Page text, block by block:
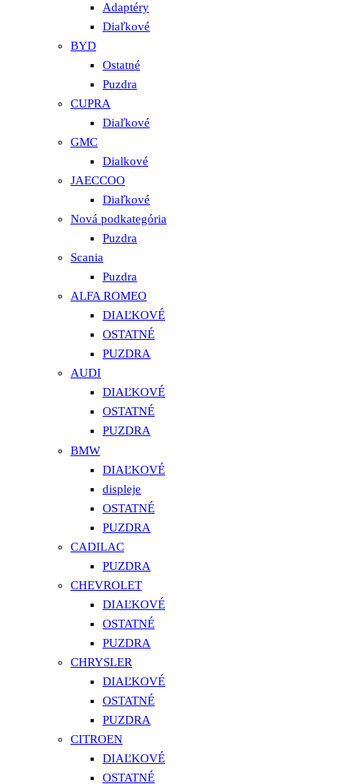
Adaptéry
Diaľkové
BYD
Ostatné
Puzdra
CUPRA
Diaľkové
GMC
Dialkové
JAECCOO
Diaľkové
Nová podkategória
Puzdra
Scania
Puzdra
ALFA ROMEO
DIAĽKOVÉ
OSTATNÉ
PUZDRA
AUDI
DIAĽKOVÉ
OSTATNÉ
PUZDRA
BMW
DIAĽKOVÉ
displeje
OSTATNÉ
PUZDRA
CADILAC
PUZDRA
CHEVROLET
DIAĽKOVÉ
OSTATNÉ
PUZDRA
CHRYSLER
DIAĽKOVÉ
OSTATNÉ
PUZDRA
CITROEN
DIAĽKOVÉ
OSTATNÉ